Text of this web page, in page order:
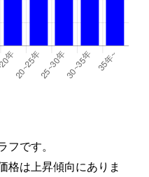
です。
格は上昇傾向にありま